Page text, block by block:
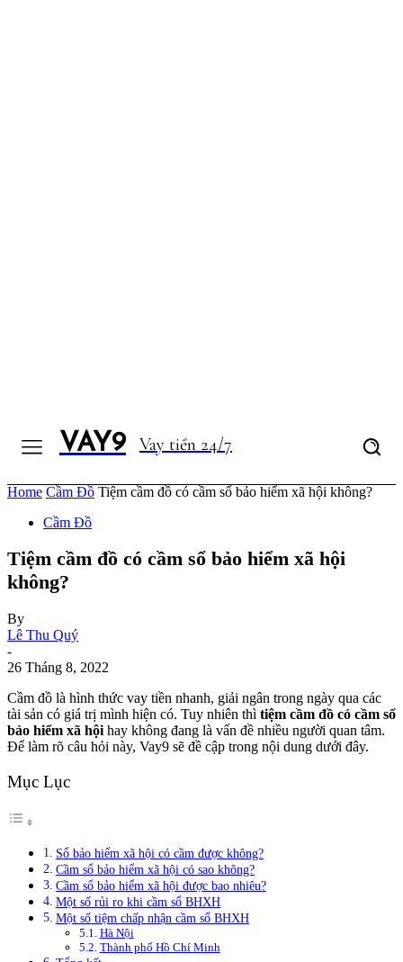
VAY9 Vay tiền 24/7
Home Cầm Đồ Tiệm cầm đồ có cầm sổ bảo hiểm xã hội không?
Cầm Đồ
Tiệm cầm đồ có cầm sổ bảo hiểm xã hội
không?
By
Lê Thu Quý
-
26 Tháng 8, 2022
Cầm đồ là hình thức vay tiền nhanh, giải ngân trong ngày qua các
tài sản có giá trị mình hiện có. Tuy nhiên thì tiệm cầm đồ có cầm sổ
bảo hiểm xã hội hay không đang là vấn đề nhiều người quan tâm.
Để làm rõ câu hỏi này, Vay9 sẽ đề cập trong nội dung dưới đây.
Mục Lục
Sổ bảo hiểm xã hội có cầm được không?
Cầm sổ bảo hiểm xã hội có sao không?
Cầm sổ bảo hiểm xã hội được bao nhiêu?
Một số rủi ro khi cầm sổ BHXH
Một số tiệm chấp nhận cầm sổ BHXH
Hà Nội
Thành phố Hồ Chí Minh